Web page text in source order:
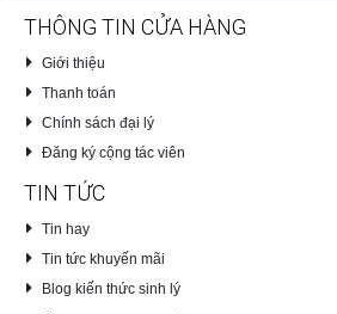
THÔNG TIN CỬA HÀNG
Giới thiệu
Thanh toán
Chính sách đại lý
Đăng ký cộng tác viên
TIN TỨC
Tin hay
Tin tức khuyến mãi
Blog kiến thức sinh lý